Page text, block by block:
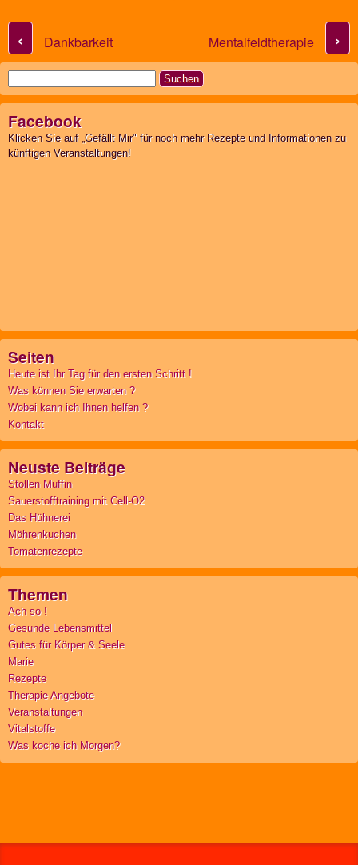
‹ Dankbarkeit Mentalfeldtherapie ›
Facebook
Klicken Sie auf „Gefällt Mir" für noch mehr Rezepte und Informationen zu
künftigen Veranstaltungen!
Seiten
Heute ist Ihr Tag für den ersten Schritt !
Was können Sie erwarten ?
Wobei kann ich Ihnen helfen ?
Kontakt
Neuste Beiträge
Stollen Muffin
Sauerstofftraining mit Cell-O2
Das Hühnerei
Möhrenkuchen
Tomatenrezepte
Themen
Ach so !
Gesunde Lebensmittel
Gutes für Körper & Seele
Marie
Rezepte
Therapie Angebote
Veranstaltungen
Vitalstoffe
Was koche ich Morgen?